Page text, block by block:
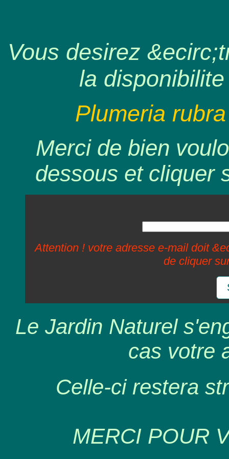
Vous desirez
la
Plumeria
Merci de bien
dessous et cliquer
Attention ! votre adresse e-mail doit
de cliquer
Le Jardin Naturel
cas votre
Celle-ci restera
MERCI POUR